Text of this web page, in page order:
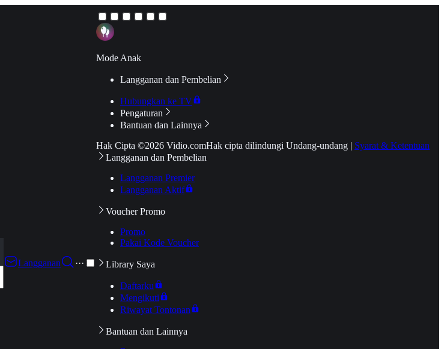
Langganan
···
Mode Anak
Langganan dan Pembelian
Hubungkan ke TV
Pengaturan
Bantuan dan Lainnya
Hak Cipta ©2026 Vidio.comHak cipta dilindungi Undang-undang | Syarat & Ketentuan
Langganan dan Pembelian
Langganan Premier
Langganan Aktif
Voucher Promo
Promo
Pakai Kode Voucher
Library Saya
Daftarku
Mengikuti
Riwayat Tontonan
Bantuan dan Lainnya